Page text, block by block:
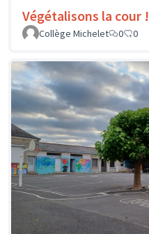
Végétalisons la cour !
Collège Michelet
0 0